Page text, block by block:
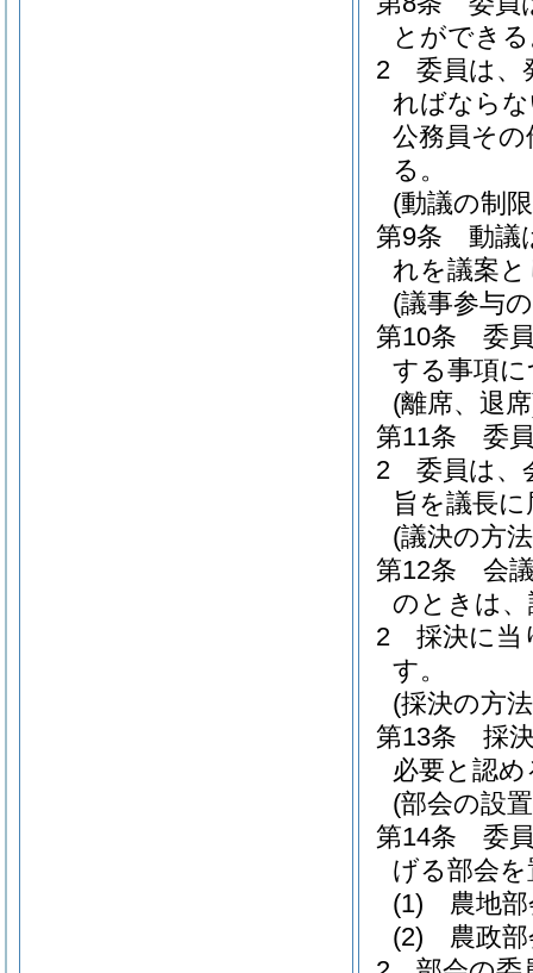
とができ
2
委員は、
ればなら
公務員そ
る。
(動議の制
第9条
動議
れを議案
(議事参与
第10条
委
する事項
(離席、退
第11条
委
2
委員は、
旨を議長
(議決の方
第12条
会
のときは
2
採決に当
す。
(採決の方
第13条
採
必要と認
(部会の設
第14条
委
げる部会
(1)
農地
(2)
農政